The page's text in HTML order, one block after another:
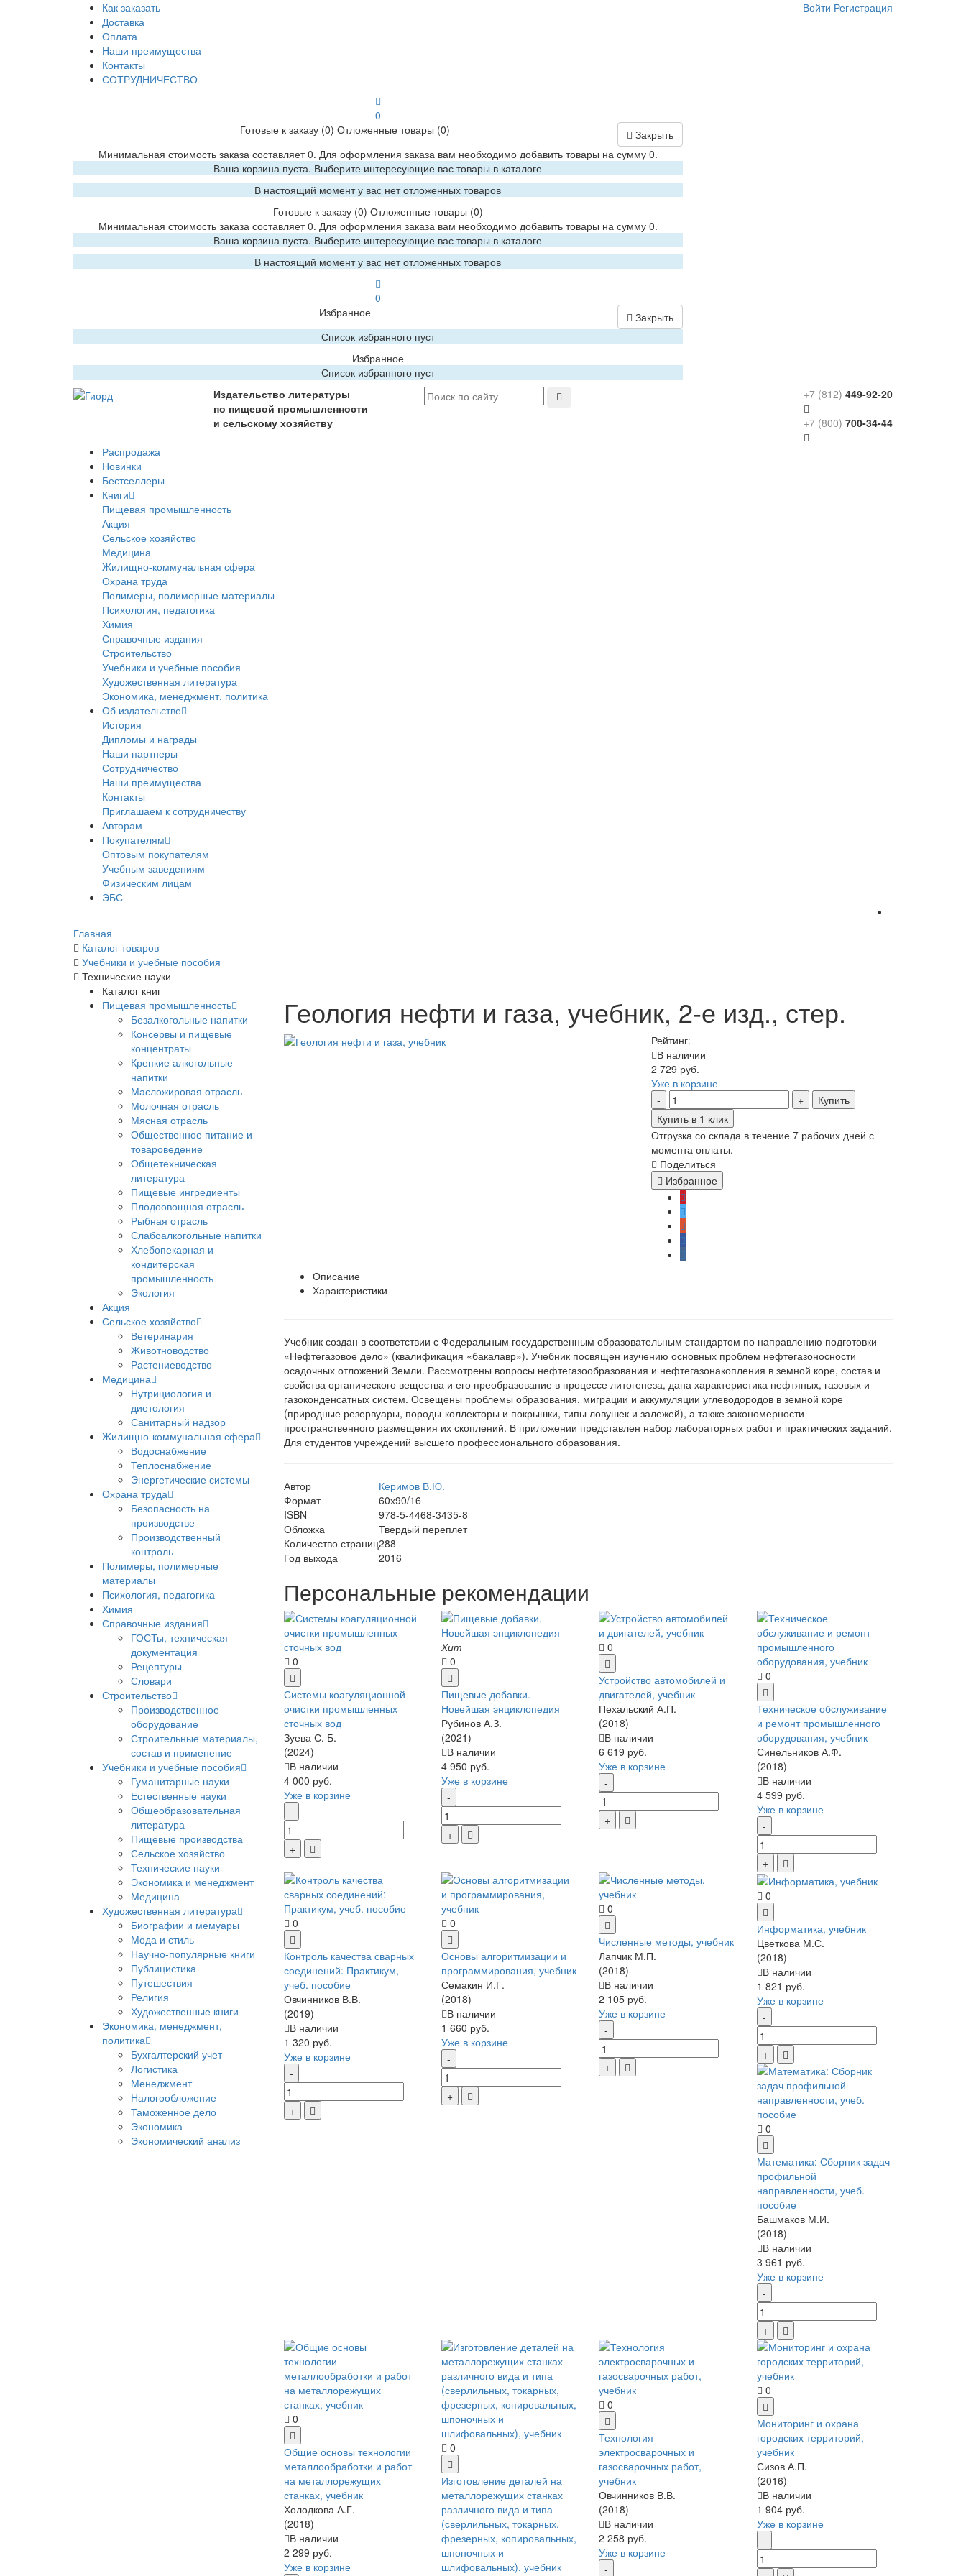
Как заказать
Доставка
Оплата
Наши преимущества
Контакты
СОТРУДНИЧЕСТВО
0
Готовые к заказу (0) Отложенные товары (0)
Закрыть
Минимальная стоимость заказа составляет 0. Для оформления заказа вам необходимо добавить товары на сумму 0.
Ваша корзина пуста. Выберите интересующие вас товары в каталоге
В настоящий момент у вас нет отложенных товаров
Готовые к заказу(0) Отложенные товары (0)
Минимальная стоимость заказа составляет 0. Для оформления заказа вам необходимо добавить товары на сумму 0.
Ваша корзина пуста. Выберите интересующие вас товары в каталоге
В настоящий момент у вас нет отложенных товаров
0
Избранное
Закрыть
Список избранного пуст
Избранное
Список избранного пуст
Войти Регистрация
Издательство литературы
по пищевой промышленности
и сельскому хозяйству
+7 (812) 449-92-20
+7 (800) 700-34-44
Распродажа
Новинки
Бестселлеры
Книги
Пищевая промышленность
Акция
Сельское хозяйство
Медицина
Жилищно-коммунальная сфера
Охрана труда
Полимеры, полимерные материалы
Психология, педагогика
Химия
Справочные издания
Строительство
Учебники и учебные пособия
Художественная литература
Экономика, менеджмент, политика
Об издательстве
История
Дипломы и награды
Наши партнеры
Сотрудничество
Наши преимущества
Контакты
Приглашаем к сотрудничеству
Авторам
Покупателям
Оптовым покупателям
Учебным заведениям
Физическим лицам
ЭБС
Главная
Каталог товаров
Учебники и учебные пособия
Технические науки
Каталог книг
Пищевая промышленность
Безалкогольные напитки
Консервы и пищевые
концентраты
Крепкие алкогольные
напитки
Масложировая отрасль
Молочная отрасль
Мясная отрасль
Общественное питание и
товароведение
Общетехническая
литература
Пищевые ингредиенты
Плодоовощная отрасль
Рыбная отрасль
Слабоалкогольные напитки
Хлебопекарная и
кондитерская
промышленность
Экология
Акция
Сельское хозяйство
Ветеринария
Животноводство
Растениеводство
Медицина
Нутрициология и
диетология
Санитарный надзор
Жилищно-коммунальная сфера
Водоснабжение
Теплоснабжение
Энергетические системы
Охрана труда
Безопасность на
производстве
Производственный
контроль
Полимеры, полимерные
материалы
Психология, педагогика
Химия
Справочные издания
ГОСТы, техническая
документация
Рецептуры
Словари
Строительство
Производственное
оборудование
Строительные материалы,
состав и применение
Учебники и учебные пособия
Гуманитарные науки
Естественные науки
Общеобразовательная
литература
Пищевые производства
Сельское хозяйство
Технические науки
Экономика и менеджмент
Медицина
Художественная литература
Биографии и мемуары
Мода и стиль
Научно-популярные книги
Публицистика
Путешествия
Религия
Художественные книги
Экономика, менеджмент,
политика
Бухгалтерский учет
Логистика
Менеджмент
Налогообложение
Таможенное дело
Экономика
Экономический анализ
Геология нефти и газа, учебник, 2-е изд., стер.
Рейтинг:
В наличии
2 729 руб.
Уже в корзине
Купить
Купить в 1 клик
Отгрузка со склада в течение 7 рабочих дней с
момента оплаты.
Поделиться
Избранное
Описание
Характеристики
Учебник создан в соответствии с Федеральным государственным образовательным стандартом по направлению подготовки
«Нефтегазовое дело» (квалификация «бакалавр»). Учебник посвящен изучению основных проблем нефтегазоносности
осадочных отложений Земли. Рассмотрены вопросы нефтегазообразования и нефтегазонакопления в земной коре, состав и
свойства органического вещества и его преобразование в процессе литогенеза, дана характеристика нефтяных, газовых и
газоконденсатных систем. Освещены проблемы образования, миграции и аккумуляции углеводородов в земной коре
(природные резервуары, породы-коллекторы и покрышки, типы ловушек и залежей), а также закономерности
пространственного размещения их скоплений. В приложении представлен набор лабораторных работ и практических заданий.
Для студентов учреждений высшего профессионального образования.
Автор
Керимов В.Ю.
Формат
60х90/16
ISBN
978-5-4468-3435-8
Обложка
Твердый переплет
Количество страниц288
Год выхода
2016
Персональные рекомендации
0
Системы коагуляционной
очистки промышленных
сточных вод
Зуева С. Б.
(2024)
В наличии
4 000 руб.
Уже в корзине
Хит
0
Пищевые добавки.
Новейшая энциклопедия
Рубинов А.З.
(2021)
В наличии
4 950 руб.
Уже в корзине
0
Устройство автомобилей и
двигателей, учебник
Пехальский А.П.
(2018)
В наличии
6 619 руб.
Уже в корзине
0
Техническое обслуживание
и ремонт промышленного
оборудования, учебник
Синельников А.Ф.
(2018)
В наличии
4 599 руб.
Уже в корзине
0
Контроль качества сварных
соединений: Практикум,
учеб. пособие
Овчинников В.В.
(2019)
В наличии
1 320 руб.
Уже в корзине
0
Основы алгоритмизации и
программирования, учебник
Семакин И.Г.
(2018)
В наличии
1 660 руб.
Уже в корзине
0
Численные методы, учебник
Лапчик М.П.
(2018)
В наличии
2 105 руб.
Уже в корзине
0
Информатика, учебник
Цветкова М.С.
(2018)
В наличии
1 821 руб.
Уже в корзине
0
Математика: Сборник задач
профильной
направленности, учеб.
пособие
Башмаков М.И.
(2018)
В наличии
3 961 руб.
Уже в корзине
0
Общие основы технологии
металлообработки и работ
на металлорежущих
станках, учебник
Холодкова А.Г.
(2018)
В наличии
2 299 руб.
Уже в корзине
0
Изготовление деталей на
металлорежущих станках
различного вида и типа
(сверлильных, токарных,
фрезерных, копировальных,
шпоночных и
шлифовальных), учебник
0
Технология
электросварочных и
газосварочных работ,
учебник
Овчинников В.В.
(2018)
В наличии
2 258 руб.
Уже в корзине
0
Мониторинг и охрана
городских территорий,
учебник
Сизов А.П.
(2016)
В наличии
1 904 руб.
Уже в корзине